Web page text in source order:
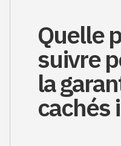
Quelle
suivre
la
cachés